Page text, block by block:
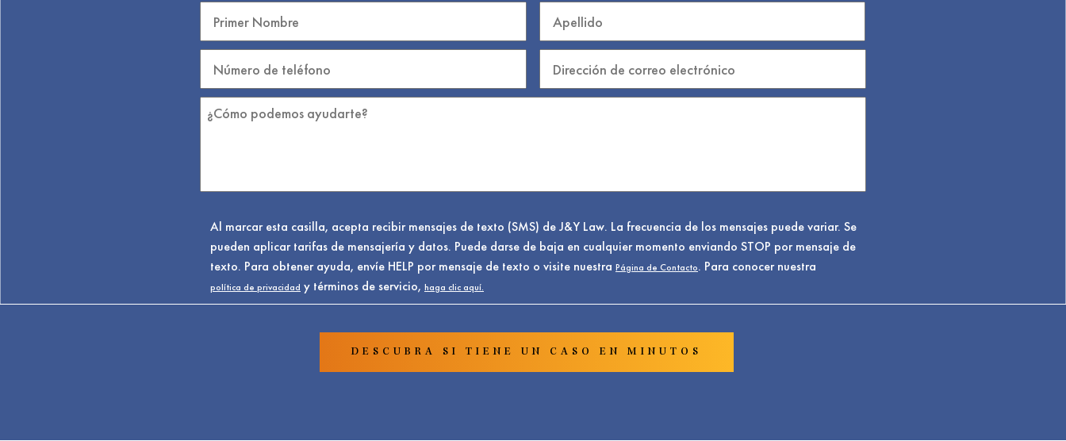
Al marcar esta casilla, acepta recibir mensajes de texto (SMS) de J&Y Law. La frecuencia de los mensajes puede variar. Se
pueden aplicar tarifas de mensajería y datos. Puede darse de baja en cualquier momento enviando STOP por mensaje de
texto. Para obtener ayuda, envíe HELP por mensaje de texto o visite nuestra Página de Contacto. Para conocer nuestra
política de privacidad y términos de servicio, haga clic aquí.